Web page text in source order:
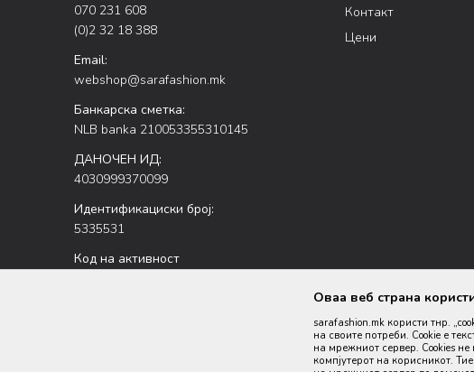
070 231 608
(0)2 32 18 388
Email:
webshop@sarafashion.mk
Банкарска сметка:
NLB banka 210053355310145
ДАНОЧЕН ИД:
4030999370099
Идентификациски број:
5335531
Код на активност
Контакт
Цени
Оваа веб страна
sarafashion.mk користи тнр.
на своите потреби. Cookie е
на мрежниот сервер. Cookies
компјутерот на корисникот.